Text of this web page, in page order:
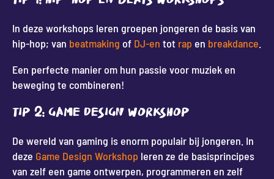
In deze workshops leren groepen jongeren de basis van
hip-hop; van beatmaking of DJ-en tot rap en breakdance
Een perfecte manier om hun passie voor muziek en
beweging te combineren!
Tip 2: Game Design workshop
De wereld van gaming is enorm populair bij jongeren. In
deze Game Design Workshop leren ze de basisprincipes
van zelf een game ontwerpen, programmeren en zelf